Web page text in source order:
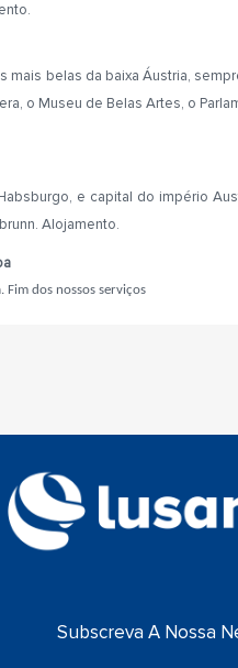
mais belas da baixa Áustria,
o Museu de Belas Artes, o
e capital do império
Alojamento.
dos nossos serviços
Subscreva A Nossa